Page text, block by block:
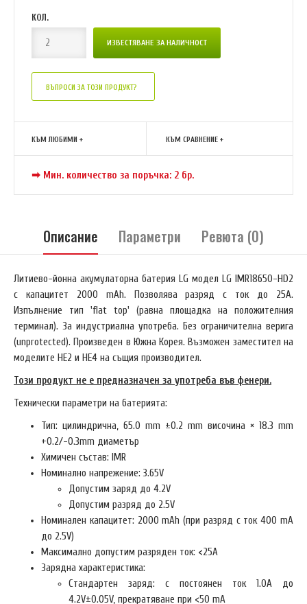
КОЛ.
ВЪПРОСИ ЗА ТОЗИ ПРОДУКТ?
КЪМ ЛЮБИМИ + КЪМ СРАВНЕНИЕ +
➡ Мин. количество за поръчка: 2 бр.
Описание Параметри Ревюта (0)
Литиево-йонна акумулаторна батерия LG модел LG IMR18650-HD2
с капацитет 2000 mAh. Позволява разряд с ток до 25А.
Изпълнение тип 'flat top' (равна площадка на положителния
терминал). За индустриална употреба. Без ограничителна верига
(unprotected). Произведен в Южна Корея. Възможен заместител на
моделите HE2 и HE4 на същия производител.
Този продукт не е предназначен за употреба във фенери.
Технически параметри на батерията:
Тип: цилиндрична, 65.0 mm ±0.2 mm височина × 18.3 mm
+0.2/-0.3mm диаметър
Химичен състав: IMR
Номинално напрежение: 3.65V
Допустим заряд до 4.2V
Допустим разряд до 2.5V
Номинален капацитет: 2000 mAh (при разряд с ток 400 mA
до 2.5V)
Максимално допустим разряден ток: <25A
Зарядна характеристика:
Стандартен заряд: с постоянен ток 1.0A до
4.2V±0.05V, прекратяване при <50 mA